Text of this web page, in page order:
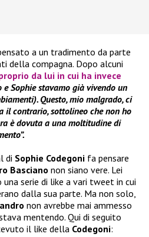
a un tradimento da parte
della compagna. Dopo alcuni
da lui in cui ha invece
e Sophie stavamo già vivendo un
Questo, mio malgrado, ci
il contrario, sottolineo che non ho
è dovuta a una moltitudine di
di Sophie Codegoni fa pensare
Basciano non siano vere. Lei
una serie di like a vari tweet in cui
dalla sua parte. Ma non solo,
non avrebbe mai ammesso
mentendo. Qui di seguito
il like della Codegoni: